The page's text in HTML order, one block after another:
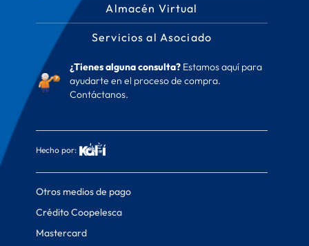
Almacén Virtual
Servicios al Asociado
¿Tienes alguna consulta?Estamos aquí para
ayudarte en el proceso de compra.
Contáctanos.
Hecho por:
Otros medios de pago
Crédito Coopelesca
Mastercard